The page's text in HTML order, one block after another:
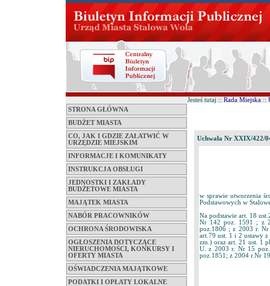
STRONA GŁÓWNA
BUDŻET MIASTA
CO, JAK I GDZIE ZAŁATWIĆ W
URZĘDZIE MIEJSKIM
INFORMACJE I KOMUNIKATY
INSTRUKCJA OBSŁUGI
JEDNOSTKI I ZAKŁADY
BUDŻETOWE MIASTA
MAJĄTEK MIASTA
NABÓR PRACOWNIKÓW
OCHRONA ŚRODOWISKA
OGŁOSZENIA DOTYCZĄCE
NIERUCHOMOŚCI, KONKURSY I
OFERTY MIASTA
OŚWIADCZENIA MAJĄTKOWE
PODATKI I OPŁATY LOKALNE
Jesteś tutaj :: Rada Miejska ::
Uchwała Nr XXIX/422/
w sprawie utworzenia
Podstawowych w
Na podstawie art. 18
Nr 142 poz. 1591 ; z
poz.1806 ; z 2003 r.
art.79 ust. 1 i 2 ustawy
zm.) oraz art. 21 ust. 1
U. z 2003 r. Nr 15
poz.1851; z 2004 r.Nr